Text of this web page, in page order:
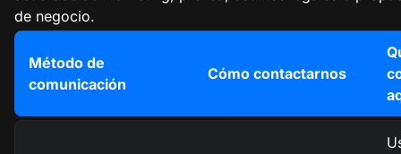
de negocio.
Método de
comunicación
Cómo contactarnos